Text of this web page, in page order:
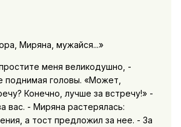
Миряна, мужайся...»
меня великодушно, -
поднимая головы. «Может,
Конечно, лучше за встречу!» -
вас. - Миряна растерялась:
а тост предложил за нее. - 3а